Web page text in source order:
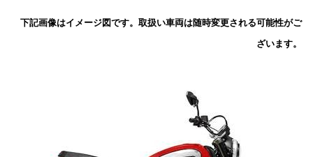
下記画像はイメージ図です。取扱い車両は随時変更される可能性がご
ざいます。